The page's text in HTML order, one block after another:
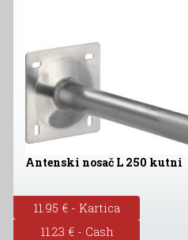
Antenski nosač L 250 kutni
11.95 € - Kartica
11.23 € - Cash